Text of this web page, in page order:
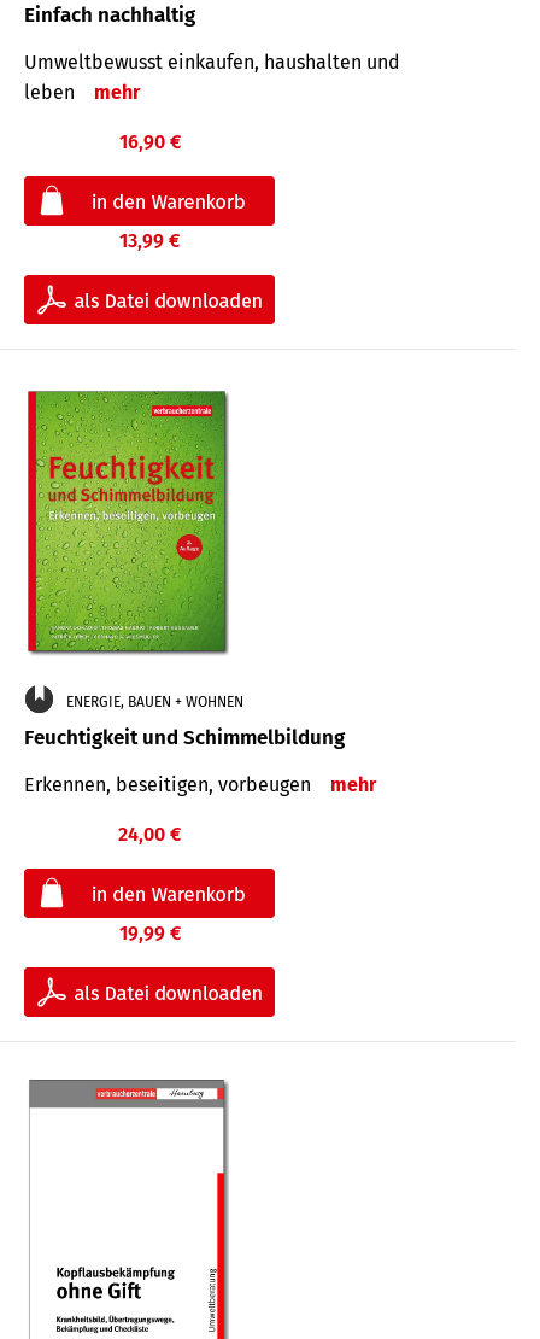
Einfach nachhaltig
Umweltbewusst einkaufen, haushalten und
leben
mehr
16,90 €
13,99 €
ENERGIE, BAUEN + WOHNEN
Feuchtigkeit und Schimmelbildung
Erkennen, beseitigen, vorbeugen mehr
24,00 €
19,99 €